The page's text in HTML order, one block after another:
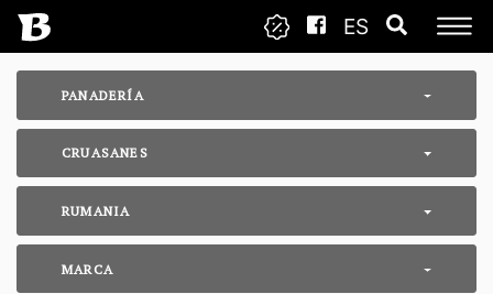
ES
PANADERÍA
CRUASANES
RUMANIA
MARCA